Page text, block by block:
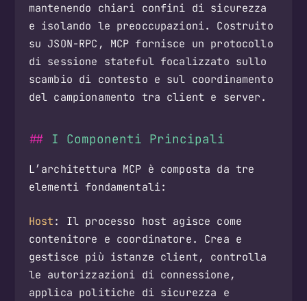
mantenendo chiari confini di sicurezza
e isolando le preoccupazioni. Costruito
su JSON-RPC, MCP fornisce un protocollo
di sessione stateful focalizzato sullo
scambio di contesto e sul coordinamento
del campionamento tra client e server.
I Componenti Principali
L’architettura MCP è composta da tre
elementi fondamentali:
Host: Il processo host agisce come
contenitore e coordinatore. Crea e
gestisce più istanze client, controlla
le autorizzazioni di connessione,
applica politiche di sicurezza e